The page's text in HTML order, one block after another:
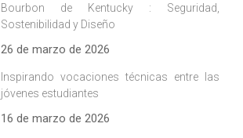
Bourbon de Kentucky : Seguridad,
Sostenibilidad y Diseño
26 de marzo de 2026
Inspirando vocaciones técnicas entre las
jóvenes estudiantes
16 de marzo de 2026